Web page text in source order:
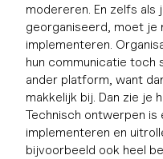
modereren. En zelfs
georganiseerd, moet je
implementeren.
hun communicatie toch
ander platform, want
makkelijk bij. Dan zie je
Technisch ontwerpen is
implementeren en
bijvoorbeeld ook heel